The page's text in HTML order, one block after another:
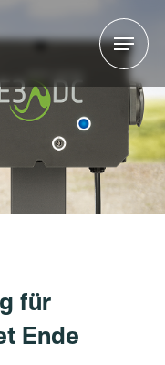
Menu
für
Ende